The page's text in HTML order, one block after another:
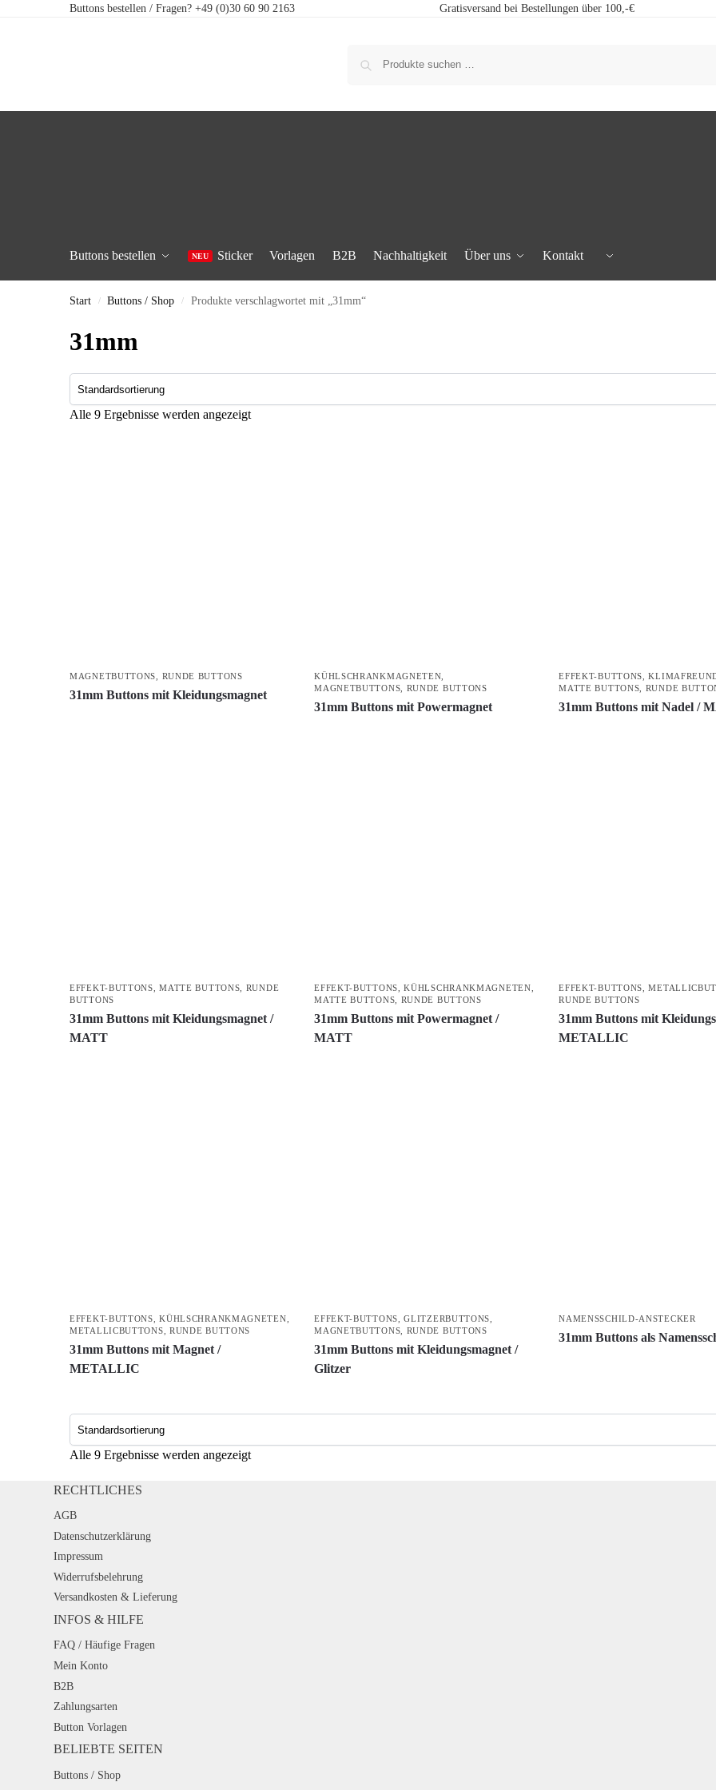
Buttons bestellen / Fragen? +49 (0)30 60 90 2163 Gratisversand bei Bestellungen über 100,-€
Buttons bestellen Sticker Vorlagen B2B Nachhaltigkeit Über uns Kontakt
Start / Buttons / Shop / Produkte verschlagwortet mit „31mm“
31mm
Alle 9 Ergebnisse werden angezeigt
MAGNETBUTTONS RUNDE BUTTONS
31mm Buttons mit Kleidungsmagnet
KÜHLSCHRANKMAGNETEN
MAGNETBUTTONS
RUNDE BUTTONS
31mm Buttons mit Powermagnet
EFFEKT-BUTTONS ,
MATTE BUTTONS
RUNDE
31mm Buttons mit Nadel /
EFFEKT-BUTTONS ,MATTE BUTTONS
RUNDE
BUTTONS
31mm Buttons mit Kleidungsmagnet /
MATT
EFFEKT-BUTTONS ,KÜHLSCHRANKMAGNETEN
MATTE BUTTONS
RUNDE BUTTONS
31mm Buttons mit Powermagnet /
MATT
EFFEKT-BUTTONS ,
RUNDE BUTTONS
31mm Buttons mit
METALLIC
EFFEKT-BUTTONS ,KÜHLSCHRANKMAGNETEN
METALLICBUTTONS
RUNDE BUTTONS
31mm Buttons mit Magnet /
METALLIC
EFFEKT-BUTTONS ,GLITZERBUTTONS
MAGNETBUTTONS
RUNDE BUTTONS
31mm Buttons mit Kleidungsmagnet /
Glitzer
NAMENSSCHILD-ANSTECKER
31mm Buttons als
Alle 9 Ergebnisse werden angezeigt
RECHTLICHES
AGB
Datenschutzerklärung
Impressum
Widerrufsbelehrung
Versandkosten & Lieferung
INFOS & HILFE
FAQ / Häufige Fragen
Mein Konto
B2B
Zahlungsarten
Button Vorlagen
BELIEBTE SEITEN
Buttons / Shop